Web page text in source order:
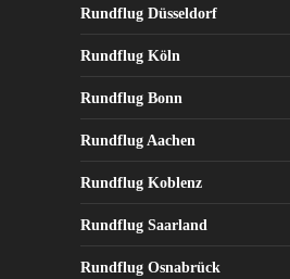
Rundflug Düsseldorf
Rundflug Köln
Rundflug Bonn
Rundflug Aachen
Rundflug Koblenz
Rundflug Saarland
Rundflug Osnabrück